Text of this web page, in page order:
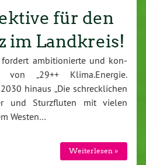
für den
im Landkreis!
fordert am­bi­tio­nier­te und kon­
von „29++ Klima.​Energie.​
hinaus „Die schreck­li­chen
und Sturz­flu­ten mit vielen
Westen…
Wei­ter­le­sen »